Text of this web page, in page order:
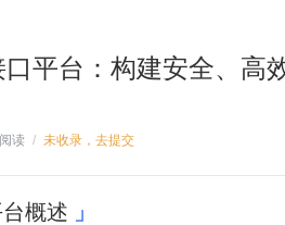
平台：构建安全、高
读 / 未收录，去提交
概述